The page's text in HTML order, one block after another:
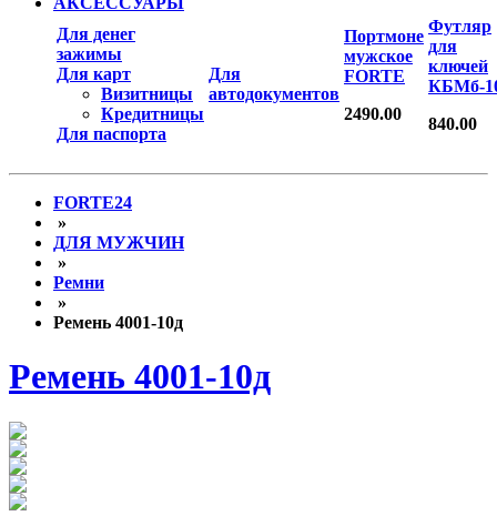
Для денег
зажимы
Для карт
Визитницы
Кредитницы
Для паспорта
Для
автодокументов
Портмоне
мужское
FORTE
2490.00
Футляр
для
ключей
КБМб-
840.00
FORTE24
»
ДЛЯ МУЖЧИН
»
Ремни
»
Ремень 4001-10д
Ремень 4001-10д